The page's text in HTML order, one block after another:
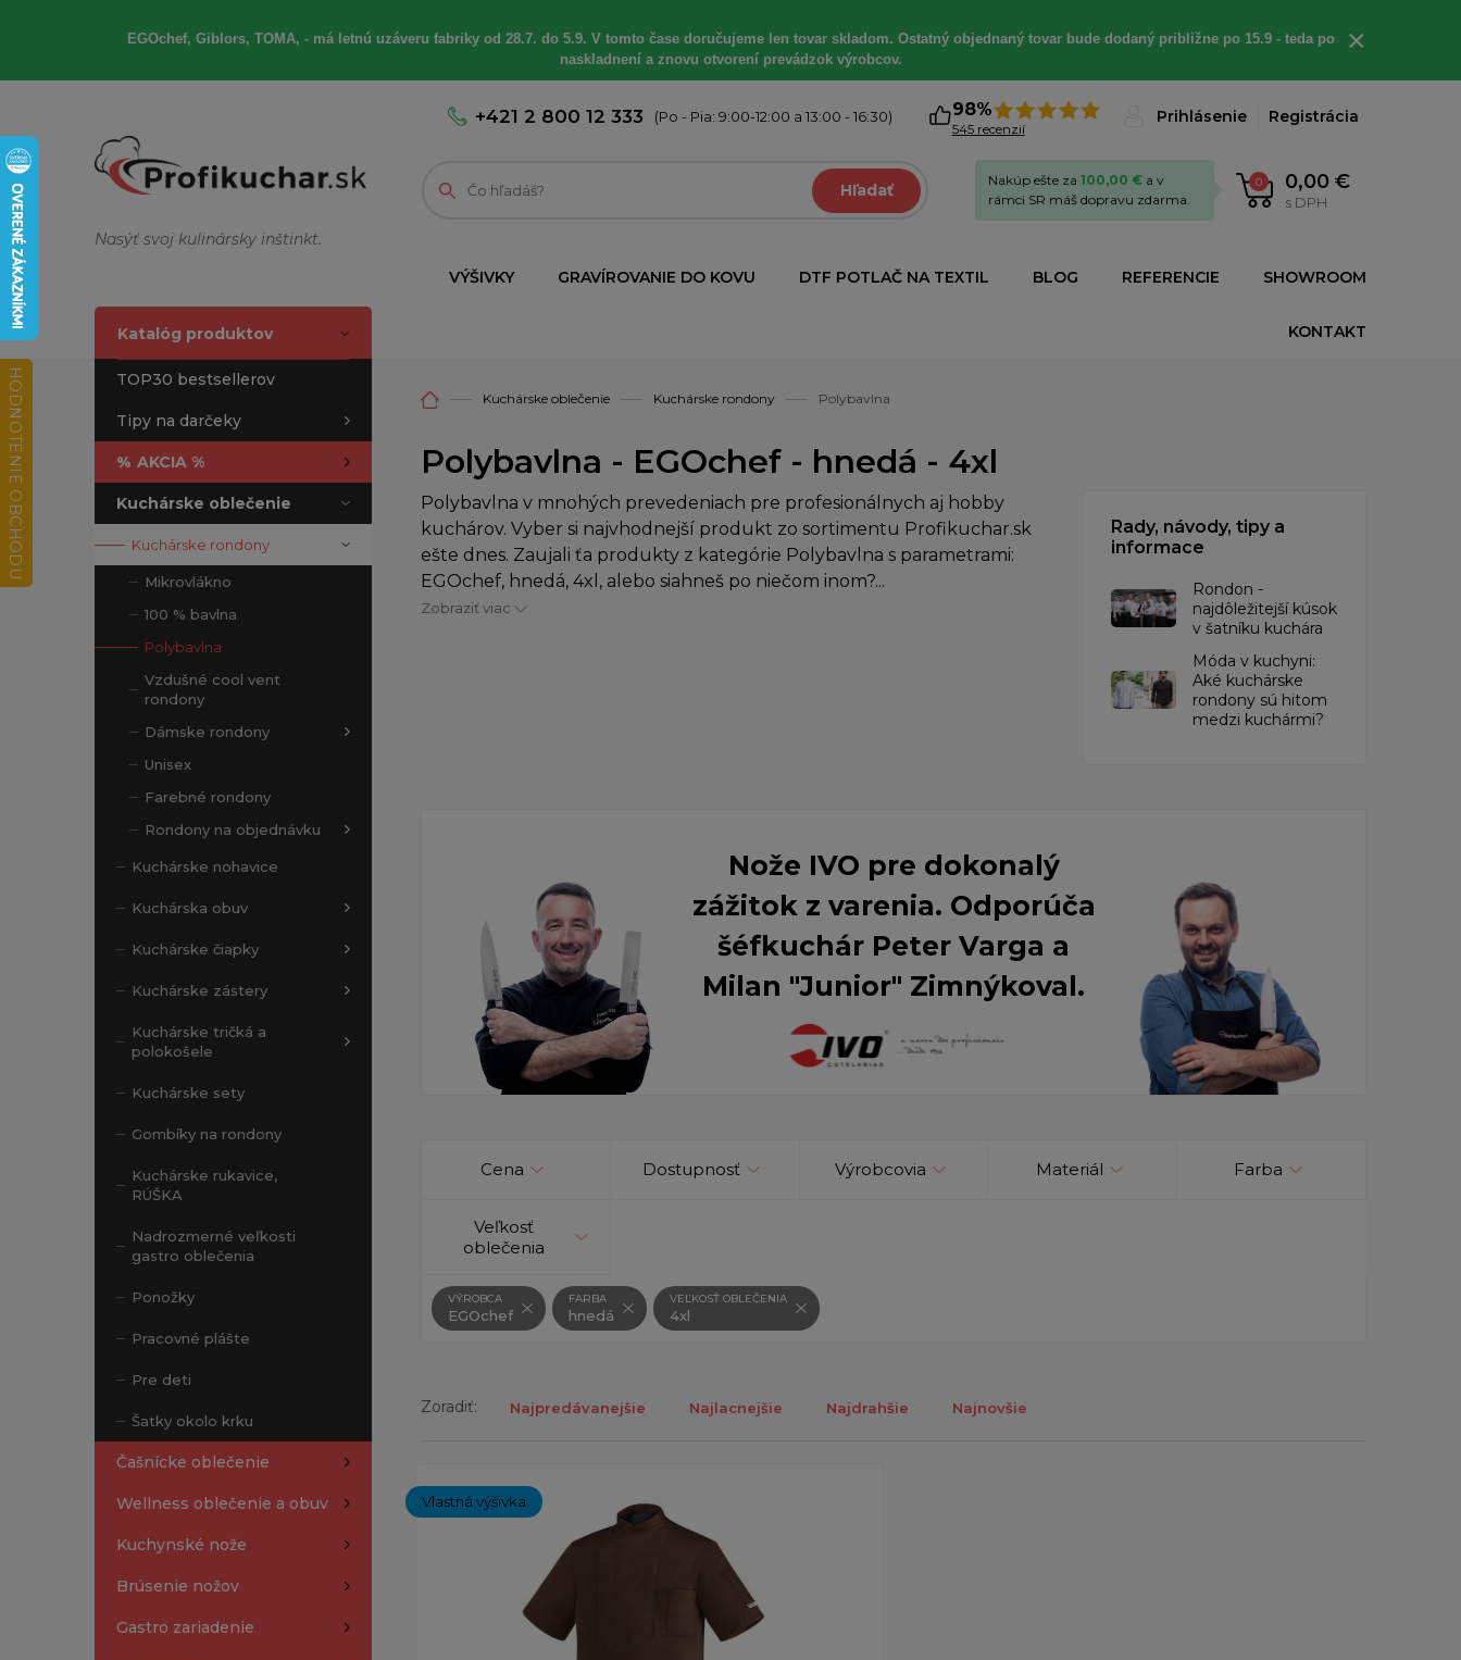
EGOchef, Giblors, TOMA, - má letnú uzáveru fabriky od 28.7. do 5.9. V tomto čase doručujeme len tovar skladom. Ostatný objednaný tovar bude dodaný približne po 15.9 - teda po
naskladnení a znovu otvorení prevádzok výrobcov.
×
Nasýť svoj kulinársky inštinkt.
+421 2 800 12 333 (Po - Pia: 9:00-12:00 a 13:00 - 16:30) 98%
545 recenzií
Prihlásenie Registrácia
Hľadať 0 0,00 €
s DPH
Nakúp ešte za 100,00 € a v
rámci SR máš dopravu zdarma.
VÝŠIVKY GRAVÍROVANIE DO KOVU DTF POTLAČ NA TEXTIL BLOG REFERENCIE SHOWROOM
KONTAKT
Katalóg produktov
TOP30 bestsellerov
Tipy na darčeky
% AKCIA %
Kuchárske oblečenie
Kuchárske rondony
Mikrovlákno
100 % bavlna
Polybavlna
Vzdušné cool vent
rondony
Dámske rondony
Unisex
Farebné rondony
Rondony na objednávku
Kuchárske nohavice
Kuchárska obuv
Kuchárske čiapky
Kuchárske zástery
Kuchárske tričká a
polokošele
Kuchárske sety
Gombíky na rondony
Kuchárske rukavice,
RÚŠKA
Nadrozmerné veľkosti
gastro oblečenia
Ponožky
Pracovné plášte
Pre deti
Šatky okolo krku
Čašnícke oblečenie
Wellness oblečenie a obuv
Kuchynské nože
Brúsenie nožov
Gastro zariadenie
Kuchárske oblečenie Kuchárske rondony Polybavlna
Polybavlna - EGOchef - hnedá - 4xl
Polybavlna v mnohých prevedeniach pre profesionálnych aj hobby
kuchárov. Vyber si najvhodnejší produkt zo sortimentu Profikuchar.sk
ešte dnes. Zaujali ťa produkty z kategórie Polybavlna s parametrami:
EGOchef, hnedá, 4xl, alebo siahneš po niečom inom?...
Zobraziť viac
Rady, návody, tipy a
informace
Rondon -
najdôležitejší kúsok
v šatníku kuchára
​Móda v kuchyni:
Aké kuchárske
rondony sú hitom
medzi kuchármi?
Nože IVO pre dokonalý
zážitok z varenia. Odporúča
šéfkuchár Peter Varga a
Milan "Junior" Zimnýkoval.
Cena Dostupnosť Výrobcovia Materiál Farba
Veľkosť
oblečenia
VÝROBCA
EGOchef
FARBA
hnedá
VEĽKOSŤ OBLEČENIA
4xl
Zoradiť: Najpredávanejšie Najlacnejšie Najdrahšie Najnovšie
Vlastná výšivka
HODNOTENIE OBCHODU